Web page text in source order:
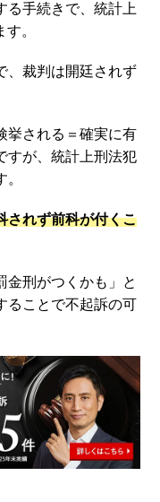
る手続きで、統計上
。
、裁判は開廷されず
挙される＝確実に有
すが、統計上刑法犯
されず前科が付くこ
金刑がつくかも」と
ることで不起訴の可